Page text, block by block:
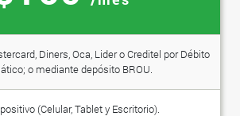
Diners, Oca, Lider o Creditel por Débito
o mediante depósito BROU.
(Celular, Tablet y Escritorio).